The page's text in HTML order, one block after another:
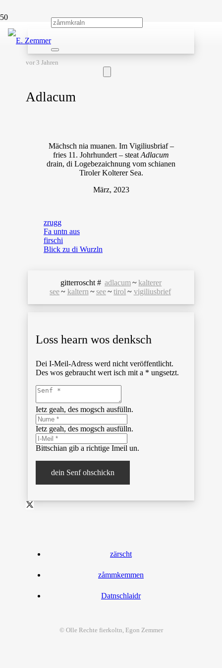
vor 3 Jahren
Adlacum
Mächsch nia muanen. Im Vigiliusbriaf –
fries 11. Johrhundert – steat Adlacum
drain, di Logebezaichnung vom schianen
Tiroler Kolterer Sea.
März, 2023
zrugg
Fa untn aus
firschi
Blick zu di Wurzln
gitterroscht # adlacum~kalterer
see~ kaltern ~see~tirol ~ vigiliusbrief
Loss hearn wos denksch
Dei I-Meil-Adress werd nicht veröffentlicht.
Des wos gebraucht wert isch mit a * ungsetzt.
Ietz geah, des mogsch ausfülln.
Ietz geah, des mogsch ausfülln.
Bittschian gib a richtige Imeil un.
dein Senf ohschickn
zärscht
zåmmkemmen
Datnschlaidr
© Olle Rechte fierkoltn, Egon Zemmer